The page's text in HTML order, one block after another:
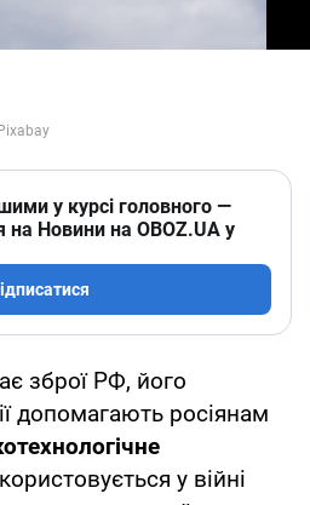
у курсі головного —
на Новини на OBOZ.UA у
зброї РФ, його
допомагають росіянам
у війні